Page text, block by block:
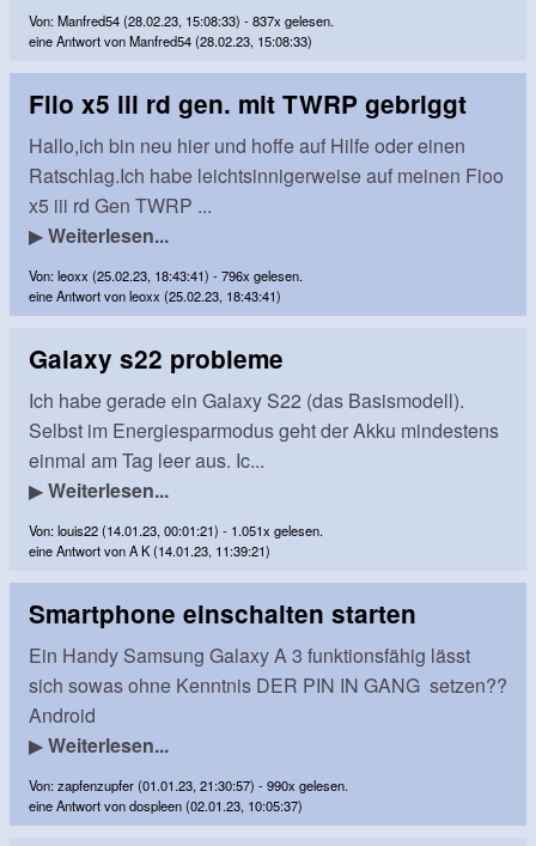
Von: Manfred54 (28.02.23, 15:08:33) - 837x gelesen.
eine Antwort von Manfred54 (28.02.23, 15:08:33)
Fiio x5 iii rd gen. mit TWRP gebriggt
Hallo,ich bin neu hier und hoffe auf Hilfe oder einen
Ratschlag.Ich habe leichtsinnigerweise auf meinen Fioo
x5 iii rd Gen TWRP ...
▶Weiterlesen...
Von: leoxx (25.02.23, 18:43:41) - 796x gelesen.
eine Antwort von leoxx (25.02.23, 18:43:41)
Galaxy s22 probleme
Ich habe gerade ein Galaxy S22 (das Basismodell).
Selbst im Energiesparmodus geht der Akku mindestens
einmal am Tag leer aus. Ic...
▶Weiterlesen...
Von: louis22 (14.01.23, 00:01:21) - 1.051x gelesen.
eine Antwort von A K (14.01.23, 11:39:21)
Smartphone einschalten starten
Ein Handy Samsung Galaxy A 3 funktionsfähig lässt
sich sowas ohne Kenntnis DER PIN IN GANG setzen??
Android
▶Weiterlesen...
Von: zapfenzupfer (01.01.23, 21:30:57) - 990x gelesen.
eine Antwort von dospleen (02.01.23, 10:05:37)